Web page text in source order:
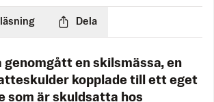
Dela
genomgått en skilsmässa, en
kopplade till ett eget
som är skuldsatta hos